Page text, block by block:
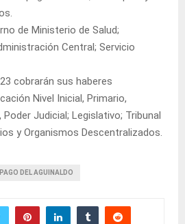
de Ministerio de Salud;
Central; Servicio
cobrarán sus haberes
Nivel Inicial, Primario,
Judicial; Legislativo; Tribunal
y Organismos Descentralizados.
DEL AGUINALDO